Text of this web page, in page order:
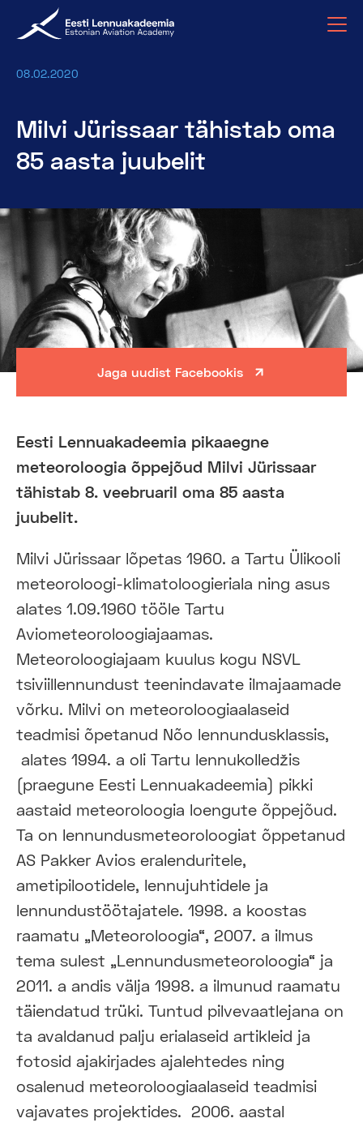
08.02.2020
Milvi Jürissaar tähistab oma
85 aasta juubelit
Jaga uudist Facebookis
Eesti Lennuakadeemia pikaaegne
meteoroloogia õppejõud Milvi Jürissaar
tähistab 8. veebruaril oma 85 aasta
juubelit.
Milvi Jürissaar lõpetas 1960. a Tartu Ülikooli
meteoroloogi-klimatoloogieriala ning asus
alates 1.09.1960 tööle Tartu
Aviometeoroloogiajaamas.
Meteoroloogiajaam kuulus kogu NSVL
tsiviillennundust teenindavate ilmajaamade
võrku. Milvi on meteoroloogiaalaseid
teadmisi õpetanud Nõo lennundusklassis,
alates 1994. a oli Tartu lennukolledžis
(praegune Eesti Lennuakadeemia) pikki
aastaid meteoroloogia loengute õppejõud.
Ta on lennundusmeteoroloogiat õppetanud
AS Pakker Avios eralenduritele,
ametipilootidele, lennujuhtidele ja
lennundustöötajatele. 1998. a koostas
raamatu „Meteoroloogia“, 2007. a ilmus
tema sulest „Lennundusmeteoroloogia“ ja
2011. a andis välja 1998. a ilmunud raamatu
täiendatud trüki. Tuntud pilvevaatlejana on
ta avaldanud palju erialaseid artikleid ja
fotosid ajakirjades ajalehtedes ning
osalenud meteoroloogiaalaseid teadmisi
vajavates projektides. 2006. aastal